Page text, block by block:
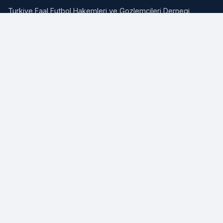
Turkiye Faal Futbol Hakemleri ve Gozlemcileri Dernegi